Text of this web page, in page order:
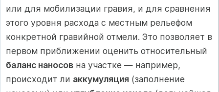
или для мобилизации гравия, и для сравнения
этого уровня расхода с местным рельефом
конкретной гравийной отмели. Это позволяет в
первом приближении оценить относительный
баланс наносов на участке — например,
происходит ли аккумуляция (заполнение